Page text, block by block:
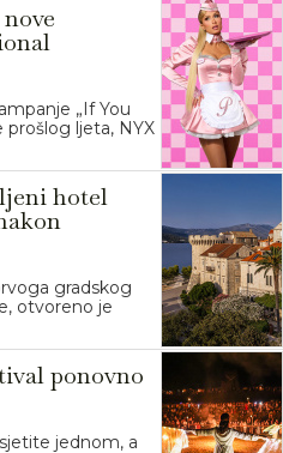
„If You
prošlog ljeta, NYX
hotel
gradskog
otvoreno je
ponovno
jednom, a